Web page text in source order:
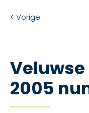
< Vorige
2005